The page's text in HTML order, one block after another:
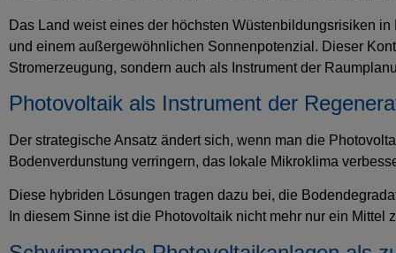
Das Land weist eines der höchsten Wüstenbildungsrisiken
und einem außergewöhnlichen Sonnenpotenzial. Dieser
Stromerzeugung, sondern auch als Instrument der
Photovoltaik als Instrument der
Der strategische Ansatz ändert sich, wenn man die
Bodenverdunstung verringern, das lokale Mikroklima
Diese hybriden Lösungen tragen dazu bei, die
In diesem Sinne ist die Photovoltaik nicht mehr nur ein Mittel